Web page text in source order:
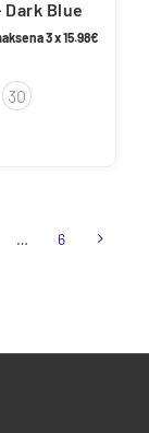
Blue
3 x15.98€
30
… 6